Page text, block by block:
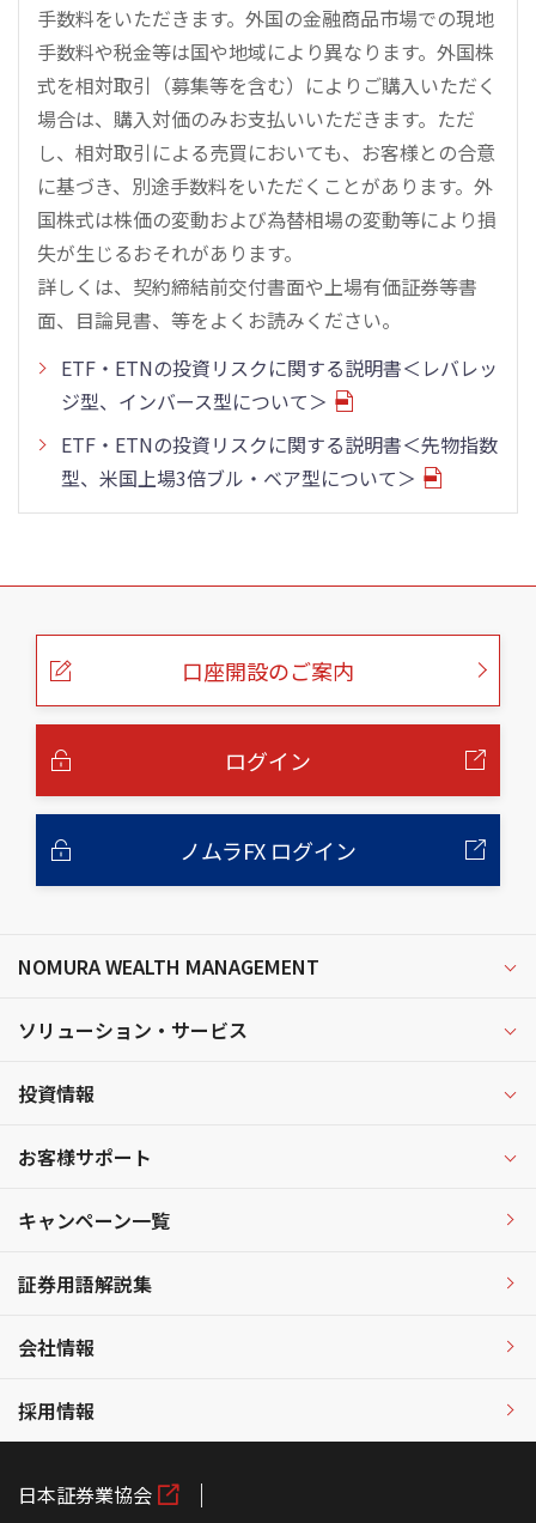
手数料をいただきます。外国の金融商品市場での現地
手数料や税金等は国や地域により異なります。外国株
式を相対取引（募集等を含む）によりご購入いただく
場合は、購入対価のみお支払いいただきます。ただ
し、相対取引による売買においても、お客様との合意
に基づき、別途手数料をいただくことがあります。外
国株式は株価の変動および為替相場の変動等により損
失が生じるおそれがあります。
詳しくは、契約締結前交付書面や上場有価証券等書
面、目論見書、等をよくお読みください。
ETF・ETNの投資リスクに関する説明書＜レバレッ
ジ型、インバース型について＞
ETF・ETNの投資リスクに関する説明書＜先物指数
型、米国上場3倍ブル・ベア型について＞
こ
口座開設のご案内
ログイン
ノムラFX ログイン
NOMURA WEALTH MANAGEMENT
ソリューション・サービス
投資情報
お客様サポート
キャンペーン一覧
証券用語解説集
会社情報
採用情報
日本証券業協会